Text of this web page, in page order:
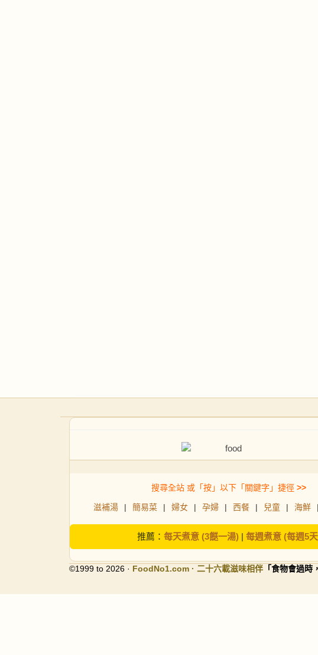
搜尋全站 或「按」以下「關鍵字」捷徑 >>
滋補湯 | 簡易菜 | 婦女 | 孕婦 | 西餐 | 兒童 | 海鮮 |
推薦： 每天煮意 (3餸一湯)| 每週煮意 (每週5
©1999 to 2026 · FoodNo1.com · 二十六載滋味相伴 「食物會過時